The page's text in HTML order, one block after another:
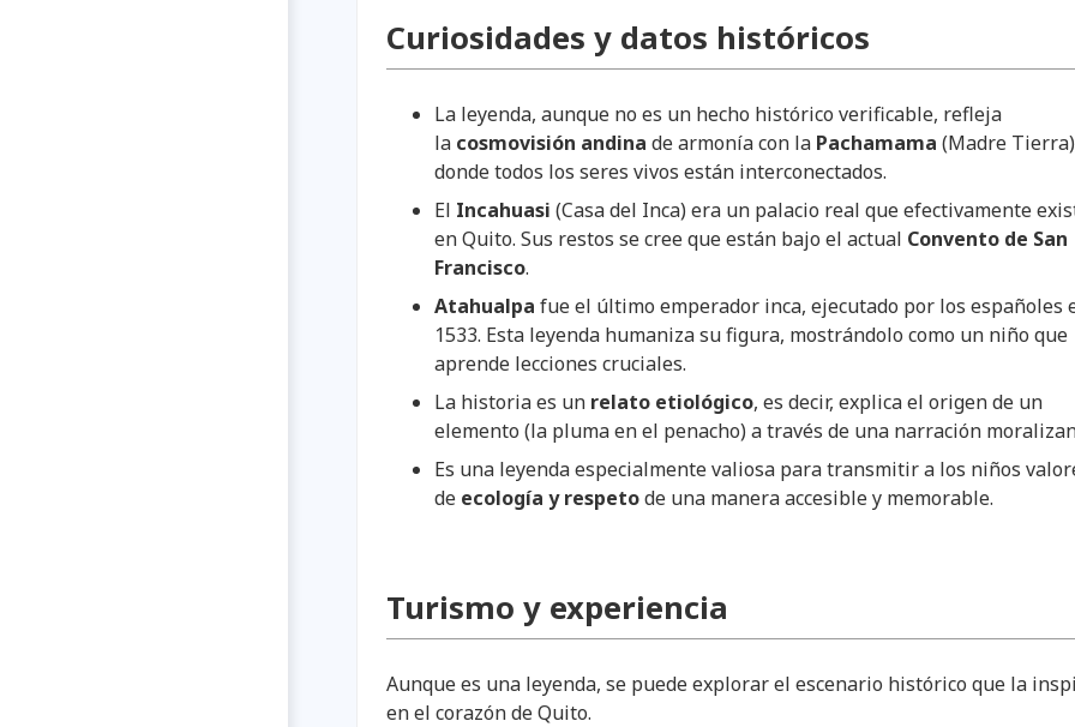
Curiosidades y datos históricos
La leyenda, aunque no es un hecho histórico verificable, refleja
la cosmovisión andina de armonía con la Pachamama (Madre
donde todos los seres vivos están interconectados.
El Incahuasi (Casa del Inca) era un palacio real que efectivamente
en Quito. Sus restos se cree que están bajo el actual Convento de San
Francisco.
Atahualpa fue el último emperador inca, ejecutado por los españoles
1533. Esta leyenda humaniza su figura, mostrándolo como un niño que
aprende lecciones cruciales.
La historia es un relato etiológico, es decir, explica el origen de un
elemento (la pluma en el penacho) a través de una narración
Es una leyenda especialmente valiosa para transmitir a los niños
de ecología y respetode una manera accesible y memorable.
Turismo y experiencia
Aunque es una leyenda, se puede explorar el escenario histórico que la
en el corazón de Quito.